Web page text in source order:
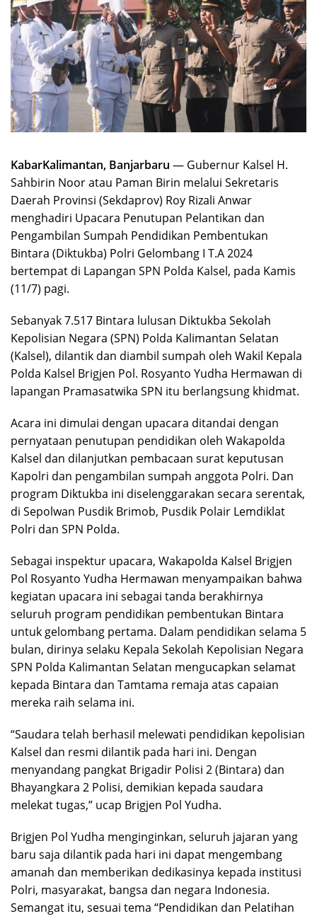
KabarKalimantan, Banjarbaru — Gubernur Kalsel H.
Sahbirin Noor atau Paman Birin melalui Sekretaris
Daerah Provinsi (Sekdaprov) Roy Rizali Anwar
menghadiri Upacara Penutupan Pelantikan dan
Pengambilan Sumpah Pendidikan Pembentukan
Bintara (Diktukba) Polri Gelombang I T.A 2024
bertempat di Lapangan SPN Polda Kalsel, pada Kamis
(11/7) pagi.
Sebanyak 7.517 Bintara lulusan Diktukba Sekolah
Kepolisian Negara (SPN) Polda Kalimantan Selatan
(Kalsel), dilantik dan diambil sumpah oleh Wakil Kepala
Polda Kalsel Brigjen Pol. Rosyanto Yudha Hermawan di
lapangan Pramasatwika SPN itu berlangsung khidmat.
Acara ini dimulai dengan upacara ditandai dengan
pernyataan penutupan pendidikan oleh Wakapolda
Kalsel dan dilanjutkan pembacaan surat keputusan
Kapolri dan pengambilan sumpah anggota Polri. Dan
program Diktukba ini diselenggarakan secara serentak,
di Sepolwan Pusdik Brimob, Pusdik Polair Lemdiklat
Polri dan SPN Polda.
Sebagai inspektur upacara, Wakapolda Kalsel Brigjen
Pol Rosyanto Yudha Hermawan menyampaikan bahwa
kegiatan upacara ini sebagai tanda berakhirnya
seluruh program pendidikan pembentukan Bintara
untuk gelombang pertama. Dalam pendidikan selama 5
bulan, dirinya selaku Kepala Sekolah Kepolisian Negara
SPN Polda Kalimantan Selatan mengucapkan selamat
kepada Bintara dan Tamtama remaja atas capaian
mereka raih selama ini.
“Saudara telah berhasil melewati pendidikan kepolisian
Kalsel dan resmi dilantik pada hari ini. Dengan
menyandang pangkat Brigadir Polisi 2 (Bintara) dan
Bhayangkara 2 Polisi, demikian kepada saudara
melekat tugas,” ucap Brigjen Pol Yudha.
Brigjen Pol Yudha menginginkan, seluruh jajaran yang
baru saja dilantik pada hari ini dapat mengembang
amanah dan memberikan dedikasinya kepada institusi
Polri, masyarakat, bangsa dan negara Indonesia.
Semangat itu, sesuai tema “Pendidikan dan Pelatihan